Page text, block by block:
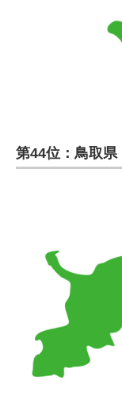
第44位：鳥取県